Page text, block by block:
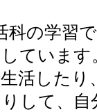
科の学習
ています
活した
して、